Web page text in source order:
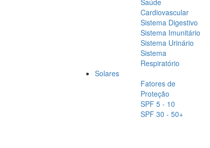
Saúde
Cardiovascular
Sistema Digestivo
Sistema Imunitário
Sistema Urinário
Sistema
Respiratório
Solares
Fatores de
Proteção
SPF 5 - 10
SPF 30 - 50+